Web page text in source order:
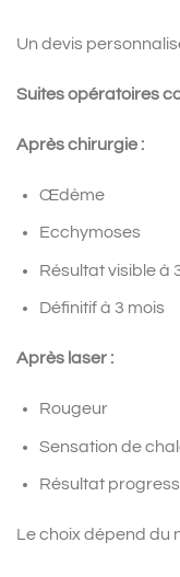
Un devis
Suites opératoires
Après chirurgie :
Œdème
Ecchymoses
Résultat visible à
Définitif à 3 mois
Après laser :
Rougeur
Sensation de
Résultat
Le choix dépend du